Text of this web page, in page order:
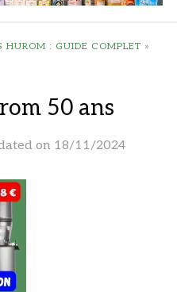
HUROM : GUIDE COMPLET »
50 ans
on 18/11/2024